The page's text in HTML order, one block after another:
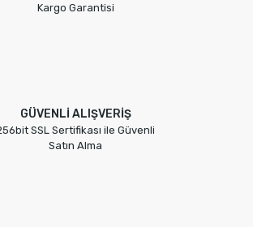
Kargo Garantisi
GÜVENLİ ALIŞVERİŞ
SSL Sertifikası ile Güvenli
Satın Alma